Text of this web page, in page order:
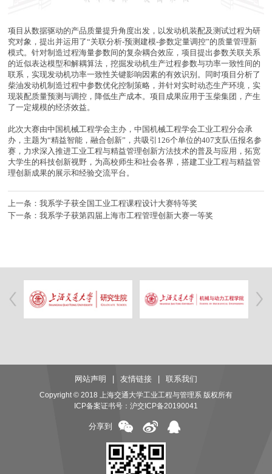
项目从数据驱动的产品质量提升角度出发，以发动机装配及测试过程为研
究对象，提出并运用了“关联分析-预测建模-参数定量调控”的质量管理新
模式。针对制造过程海量参数间的复杂耦合效应，项目提出参数关联关系
的近似表达模型和解耦算法，挖掘发动机生产过程参数与功率一致性间的
联系，实现发动机功率一致性关键影响因素的有效识别。同时项目分析了
柴油发动机制造过程中参数优化控制策略，并针对实时动态生产环境，实
现装配质量预测与调控，降低生产成本。项目成果应用于玉柴集团，产生
了一定规模的经济效益。
此次大赛由中国机械工程学会主办，中国机械工程学会工业工程分会承
办，主题为“精益智能，融合创新”，共吸引126个单位的407支队伍报名参
赛，力求深入推进工业工程与精益管理创新方法技术的普及与应用，拓宽
大学生的科技创新视野，为高校师生和社会各界，搭建工业工程与精益管
理创新成果的展示和经验交流平台。
上一条：我系学子获全国工业工程课程设计大赛特等奖
下一条：我系学子获第四届上海市工程管理创新大赛一等奖
网站声明 | 友情链接 | 联系我们
Copyright © 2018 上海交通大学工业工程与管理系 版权所有
ICP备案证书号： 沪交ICP备20190041
分享到